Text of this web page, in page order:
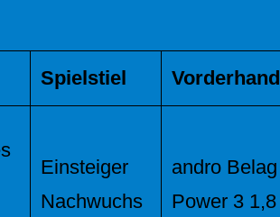
Spielstiel Vorderhand
Einsteiger
Nachwuchs
andro Belag
Power 3 1,8